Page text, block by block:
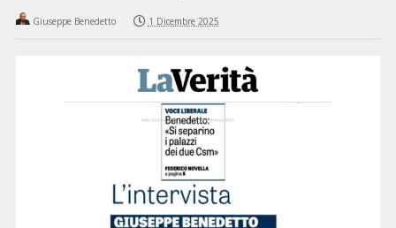
Giuseppe Benedetto 1 Dicembre 2025